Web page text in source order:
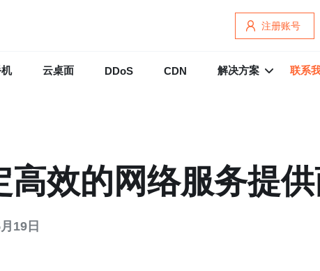
注册账号
云桌面 DDoS CDN 解决方案 联系
效的网络服务提
19日